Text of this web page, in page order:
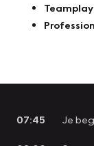
07:45 Je